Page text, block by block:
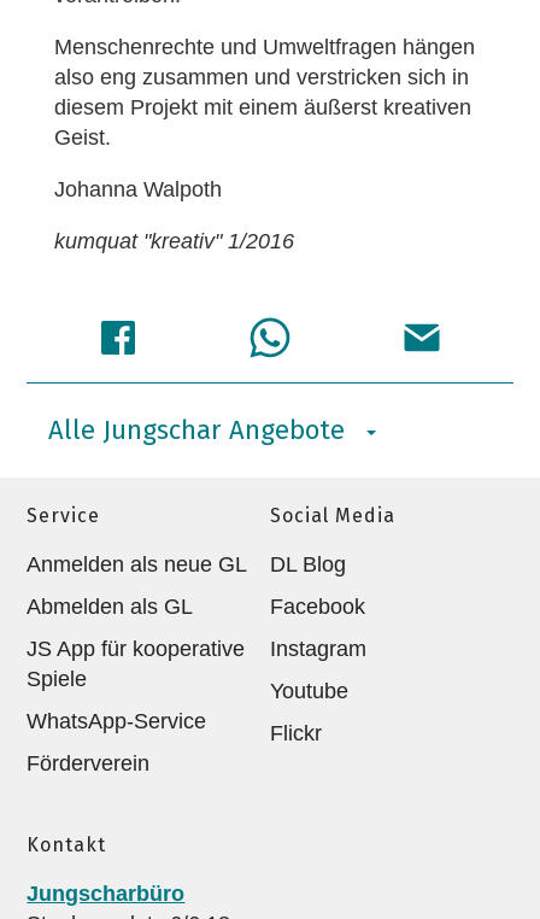
Menschenrechte und Umweltfragen hängen
also eng zusammen und verstricken sich in
diesem Projekt mit einem äußerst kreativen
Geist.
Johanna Walpoth
kumquat "kreativ" 1/2016
Alle Jungschar Angebote
Service
Anmelden als neue GL
Abmelden als GL
JS App für kooperative
Spiele
WhatsApp-Service
Förderverein
Social Media
DL Blog
Facebook
Instagram
Youtube
Flickr
Kontakt
Jungscharbüro